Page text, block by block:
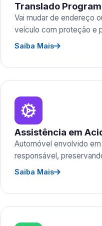
Translado
Vai mudar de endereço
veículo com proteção e
Saiba Mais
Assistência em
Automóvel envolvido
responsável,
Saiba Mais